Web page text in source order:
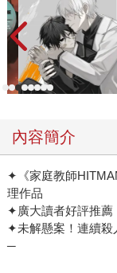
內容簡介
✦《家庭教師
理作品
✦廣大讀者好評推薦
✦未解懸案！連續殺
─